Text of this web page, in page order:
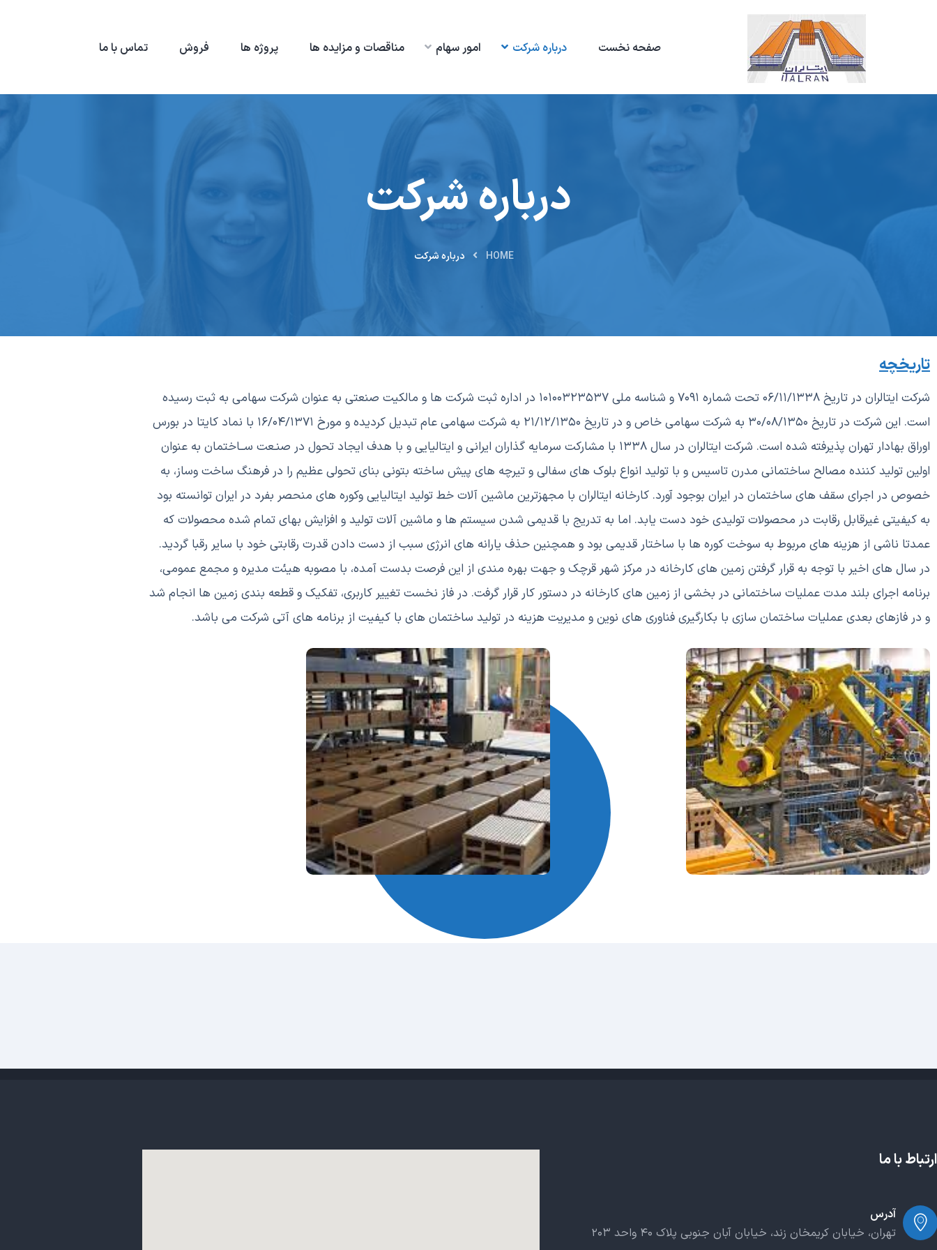
صفحه نخست درباره شرکت امور سهام مناقصات و مزایده ها پروژه ها فروش تماس با ما
درباره شرکت
HOME درباره شرکت
تاریخچه
شرکت ایتالران در تاریخ ۰۶/۱۱/۱۳۳۸ تحت شماره ۷۰۹۱ و شناسه ملی ۱۰۱۰۰۳۲۳۵۳۷ در اداره ثبت شرکت ها و مالکیت صنعتی به عنوان شرکت سهامی به ثبت رسیده
است. این شرکت در تاریخ ۳۰/۰۸/۱۳۵۰ به شرکت سهامی خاص و در تاریخ ۲۱/۱۲/۱۳۵۰ به شرکت سهامی عام تبدیل کردیده و مورخ ۱۶/۰۴/۱۳۷۱ با نماد کایتا در بورس
اوراق بهادار تهران پذیرفته شده است. شركت ايتالران در سال ۱۳۳۸ با مشاركت سرمايه گذاران ايراني و ايتاليايي و با هدف ايجاد تحول در صنـعت ســاختمان به عنوان
اولین تولید کننده مصالح ساختمانی مدرن تاسيس و با توليد انواع بلوك هاي سفالي و تيرچه هاي پيش ساخته بتوني بناي تحولي عظيم را در فرهنگ ساخت وساز، به
خصوص در اجراي سقف هاي ساختمان در ايران بوجود آورد. كارخانه ايتالران با مجهزترين ماشين آلات خط توليد ايتاليايي وكوره هاي منحصر بفرد در ايران توانسته بود
به كيفيتي غيرقابل رقابت در محصولات توليدي خود دست يابد. اما به تدریج با قدیمی شدن سیستم ها و ماشین آلات تولید و افزایش بهای تمام شده محصولات که
عمدتا ناشی از هزینه های مربوط به سوخت کوره ها با ساختار قدیمی بود و همچنین حذف یارانه های انرژی سبب از دست دادن قدرت رقابتی خود با سایر رقبا گردید.
در سال های اخیر با توجه به قرار گرفتن زمین های کارخانه در مرکز شهر قرچک و جهت بهره مندی از این فرصت بدست آمده، با مصوبه هیئت مدیره و مجمع عمومی،
برنامه اجرای بلند مدت عملیات ساختمانی در بخشی از زمین های کارخانه در دستور کار قرار گرفت. در فاز نخست تغییر کاربری، تفکیک و قطعه بندي زمین ها انجام شد
و در فازهای بعدی عملیات ساختمان سازی با بکارگیری فناوری های نوین و مدیریت هزینه در تولید ساختمان های با کیفیت از برنامه های آتی شرکت می باشد.
ارتباط با ما
آدرس
تهران، خیابان کریمخان زند، خیابان آبان جنوبی پلاک ۴۰ واحد ۲۰۳